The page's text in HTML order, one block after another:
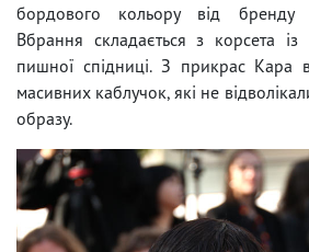
бордового кольору від бренду
Вбрання складається з корсета
пишної спідниці. З прикрас Кара
масивних каблучок, які не
образу.